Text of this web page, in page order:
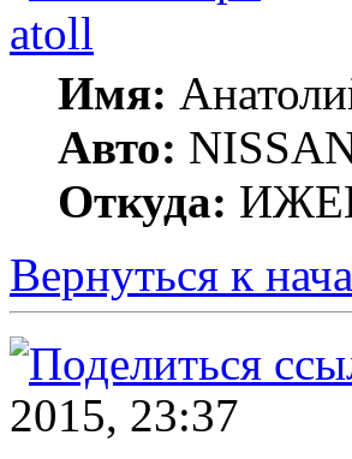
atoll
Имя:
Авто:
Откуда:
Вернуться к
2015, 23:37